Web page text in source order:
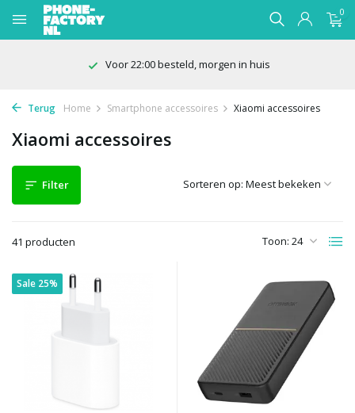
0
100 dagen bedenktijd
Terug Home Smartphone accessoires Xiaomi accessoires
Xiaomi accessoires
Filter
41 producten Toon:
Sorteren op:
Sale 25%